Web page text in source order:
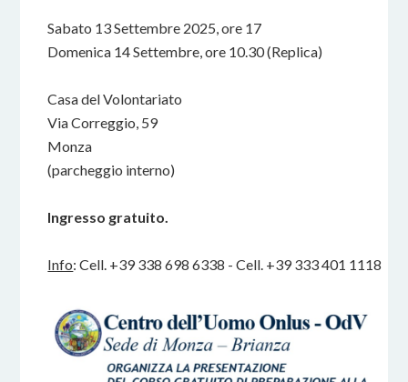
Sabato 13 Settembre 2025, ore 17
Domenica 14 Settembre, ore 10.30 (Replica)
Casa del Volontariato
Via Correggio, 59
Monza
(parcheggio interno)
Ingresso gratuito.
Info: Cell. +39 338 698 6338 - Cell. +39 333 401 1118